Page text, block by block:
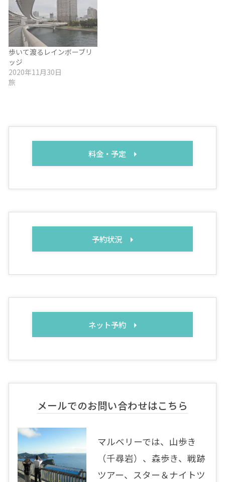
歩いて渡るレインボーブリ
ッジ
2020年11月30日
旅
料金・予定
予約状況
ネット予約
メールでのお問い合わせはこちら
マルベリーでは、山歩き
（千尋岩）、森歩き、戦跡
ツアー、スター＆ナイトツ